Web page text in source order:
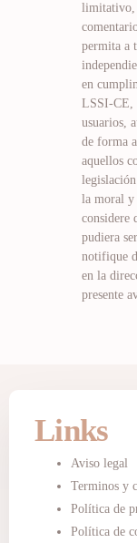
limitativo,
permita a
en
LSSI-CE,
usuarios,
de forma
aquellos
la moral y
considere
pudiera
notifique
en la
presente
Links
Aviso legal
Terminos y
Política de
Política de